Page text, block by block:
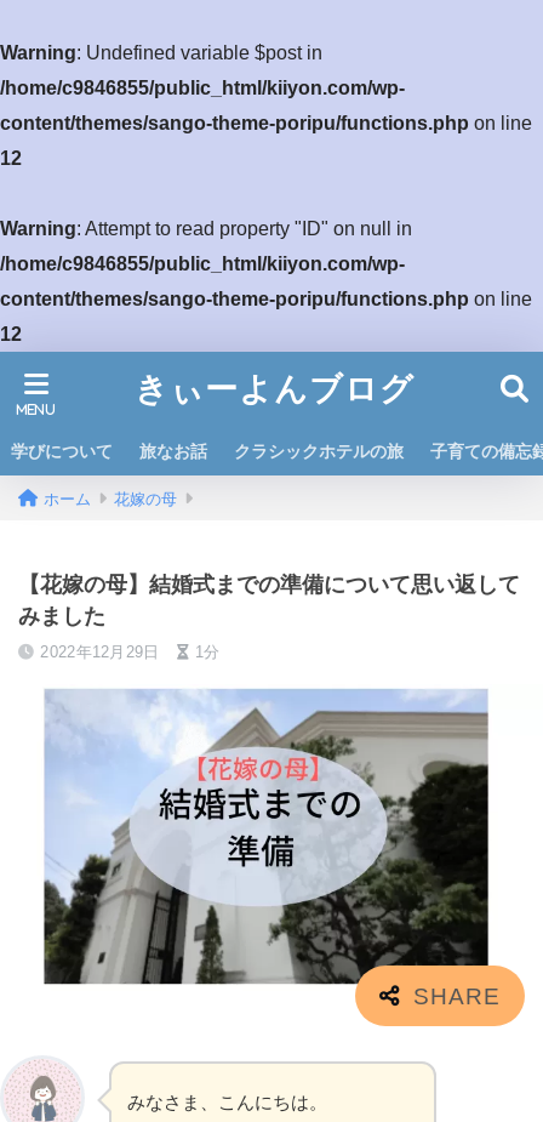
Warning: Undefined variable $post in
/home/c9846855/public_html/kiiyon.com/wp-
content/themes/sango-theme-poripu/functions.php on line
12
Warning: Attempt to read property "ID" on null in
/home/c9846855/public_html/kiiyon.com/wp-
content/themes/sango-theme-poripu/functions.php on line
12
きぃーよんブログ
学びについて 旅なお話 クラシックホテルの旅 子育ての備忘
ホーム 花嫁の母
【花嫁の母】結婚式までの準備について思い返して
みました
2022年12月29日 1分
みなさま、こんにちは。